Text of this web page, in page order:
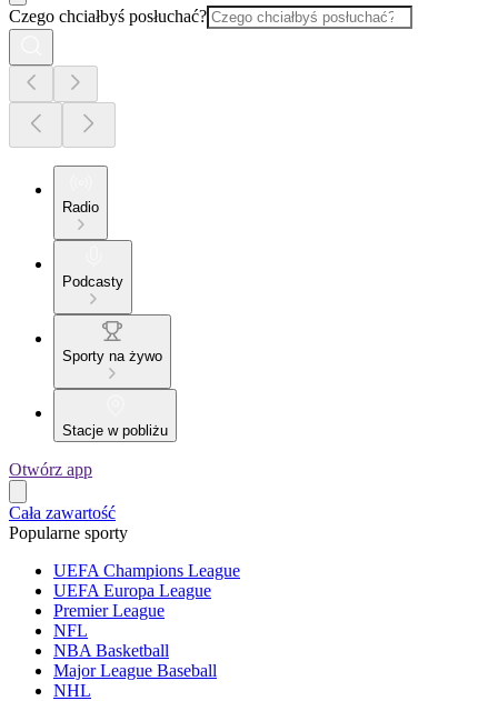
Czego chciałbyś posłuchać?
Radio
Podcasty
Sporty na żywo
Stacje w pobliżu
Otwórz app
Cała zawartość
Popularne sporty
UEFA Champions League
UEFA Europa League
Premier League
NFL
NBA Basketball
Major League Baseball
NHL